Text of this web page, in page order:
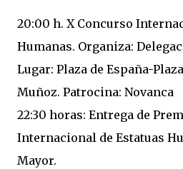
20:00 h. X Concurso
Humanas. Organiza:
Lugar: Plaza de España-
Muñoz. Patrocina: Novanca
22:30 horas: Entrega de
Internacional de Estatuas
Mayor.